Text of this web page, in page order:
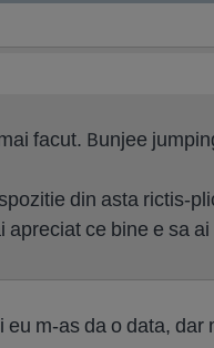
facut. Bunjee
din asta rictis-
ce bine e sa
m-as da o data, dar